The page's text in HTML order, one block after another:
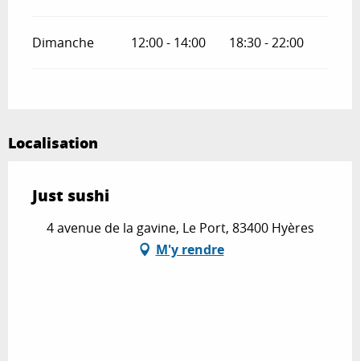
Dimanche 12:00 - 14:00 18:30 - 22:00
Localisation
Just sushi
4 avenue de la gavine, Le Port, 83400 Hyères
M'y rendre